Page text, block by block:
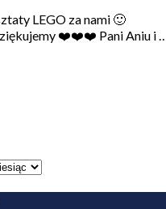
LEGO za nami 🙂
❤️❤️❤️ Pani Aniu i